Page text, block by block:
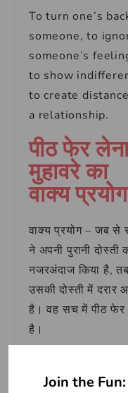
To turn one’s
someone, to
someone’s
to show
to create
a relationship.
पीठ फेर
मुहावरे का
वाक्य प्रयोग
वाक्य प्रयोग – जब से
ने अपनी पुरानी दोस्ती
नजरअंदाज किया है,
उसकी दोस्ती में दरार
है। वह सच में पीठ फेर
है।
परिवार के सदस्यों के
Join the